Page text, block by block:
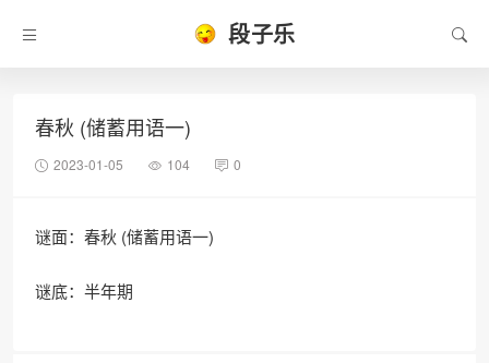
段子乐
春秋 (储蓄用语一)
2023-01-05 104 0
谜面：春秋 (储蓄用语一)
谜底：半年期